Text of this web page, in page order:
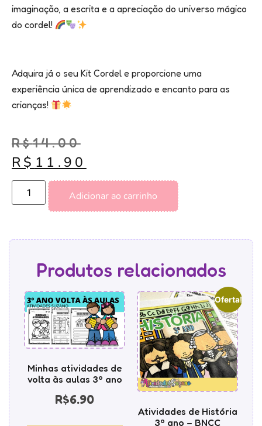
imaginação, a escrita e a apreciação do universo mágico
do cordel!
Adquira já o seu Kit Cordel e proporcione uma
experiência única de aprendizado e encanto para as
crianças!
R$14.00
R$ 11.90
Adicionar ao carrinho
Produtos relacionados
Minhas atividades de
volta às aulas 3º ano
R$6.90
Oferta!
Atividades de História
3º ano – BNCC